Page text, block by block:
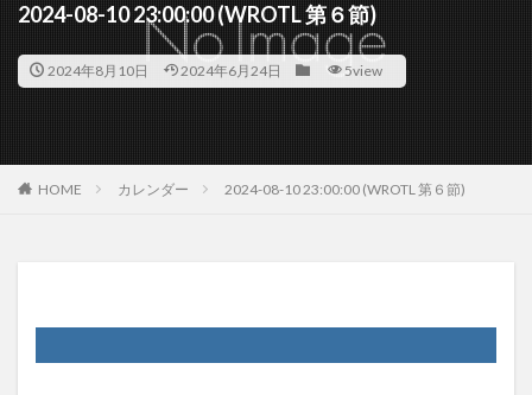
2024-08-10 23:00:00 (WROTL 第６節)
2024年8月10日 2024年6月24日 5view
HOME カレンダー 2024-08-10 23:00:00 (WROTL 第６節)